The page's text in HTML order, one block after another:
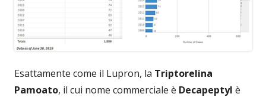
Esattamente come il Lupron, la Triptorelina
Pamoato, il cui nome commerciale è Decapeptyl è